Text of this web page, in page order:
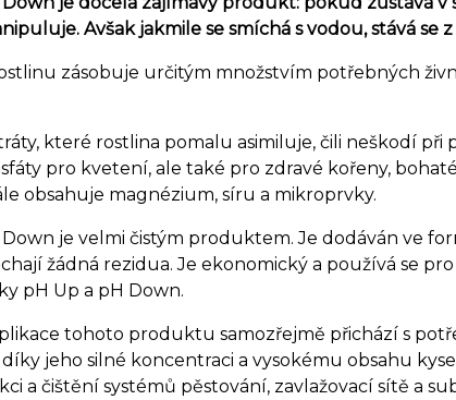
Avšak jakmile se smíchá s vodou, stává
zásobuje určitým množstvím potřebných
které rostlina pomalu asimiluje, čili neškodí při
pro kvetení, ale také pro zdravé kořeny,
obsahuje magnézium, síru a mikroprvky.
je velmi čistým produktem. Je dodáván ve
žádná rezidua. Je ekonomický a používá se
pH Up a pH Down.
tohoto produktu samozřejmě přichází s
jeho silné koncentraci a vysokému obsahu
a čištění systémů pěstování, zavlažovací sítě a